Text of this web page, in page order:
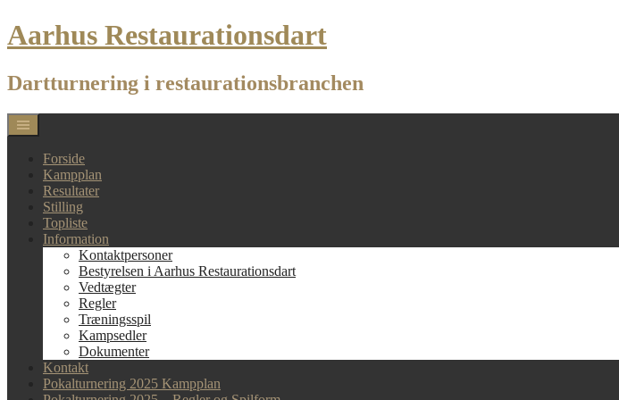
Skip
to
Aarhus Restaurationsdart
Dartturnering i restaurationsbranchen
Forside
Kampplan
Resultater
Stilling
Topliste
Information
Kontaktpersoner
Bestyrelsen i Aarhus Restaurationsdart
Vedtægter
Regler
Træningsspil
Kampsedler
Dokumenter
Kontakt
Pokalturnering 2025 Kampplan